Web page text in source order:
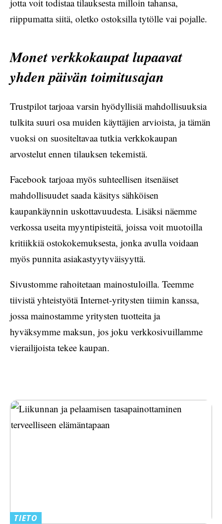
jotta voit todistaa tilauksesta milloin tahansa,
riippumatta siitä, oletko ostoksilla tytölle vai pojalle.
Monet verkkokaupat lupaavat
yhden päivän toimitusajan
Trustpilot tarjoaa varsin hyödyllisiä mahdollisuuksia
tulkita suuri osa muiden käyttäjien arvioista, ja tämän
vuoksi on suositeltavaa tutkia verkkokaupan
arvostelut ennen tilauksen tekemistä.
Facebook tarjoaa myös suhteellisen itsenäiset
mahdollisuudet saada käsitys sähköisen
kaupankäynnin uskottavuudesta. Lisäksi näemme
verkossa useita myyntipisteitä, joissa voit muotoilla
kritiikkiä ostokokemuksesta, jonka avulla voidaan
myös punnita asiakastyytyväisyyttä.
Sivustomme rahoitetaan mainostuloilla. Teemme
tiivistä yhteistyötä Internet-yritysten tiimin kanssa,
jossa mainostamme yritysten tuotteita ja
hyväksymme maksun, jos joku verkkosivuillamme
vierailijoista tekee kaupan.
TIETO